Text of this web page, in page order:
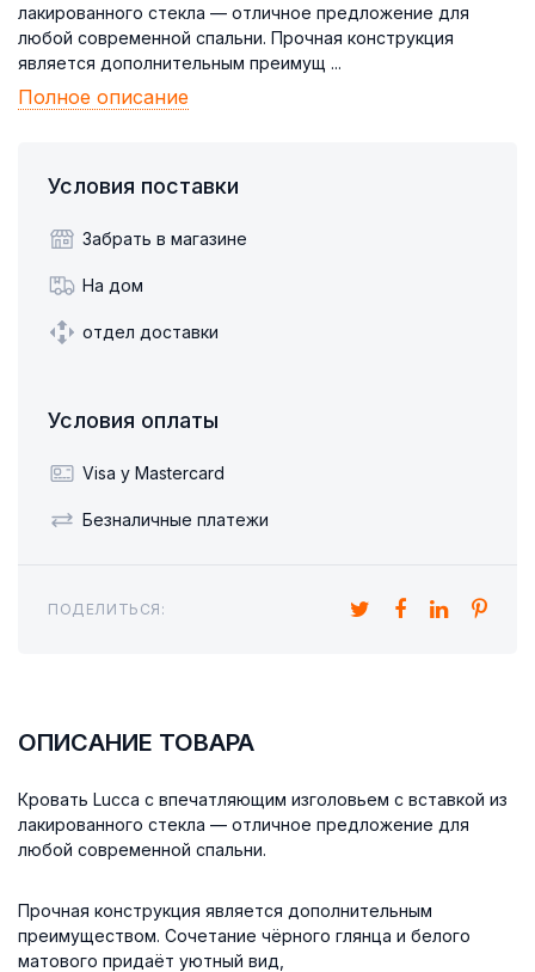
лакированного стекла — отличное предложение для
любой современной спальни. Прочная конструкция
является дополнительным преимущ ...
Полное описание
Условия поставки
Забрать в магазине
На дом
отдел доставки
Условия оплаты
Visa y Mastercard
Безналичные платежи
ПОДЕЛИТЬСЯ:
ОПИСАНИЕ ТОВАРА
Кровать Lucca с впечатляющим изголовьем с вставкой из
лакированного стекла — отличное предложение для
любой современной спальни.
Прочная конструкция является дополнительным
преимуществом. Сочетание чёрного глянца и белого
матового придаёт уютный вид,